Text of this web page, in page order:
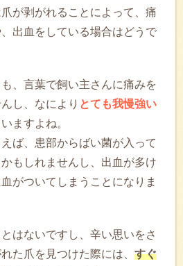
が剥がれることによって、痛
出血をしている場合はどうで
、言葉で飼い主さんに痛みを
し、なにより とても我慢強い
ますよね。
ば、患部からばい菌が入って
もしれませんし、出血が多け
がついてしまうことになりま
はないですし、辛い思いをさ
た爪を見つけた際には、 すぐ